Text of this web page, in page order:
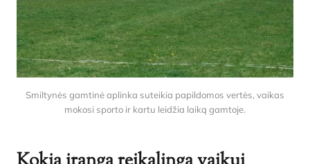
Smiltynės gamtinė aplinka suteikia papildomos vertės, vaikas
mokosi sporto ir kartu leidžia laiką gamtoje.